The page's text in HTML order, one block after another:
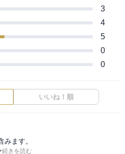
3
4
5
0
0
いいね！順
ます。
りているとはいえ、ただの人が撃ち
続きを読む